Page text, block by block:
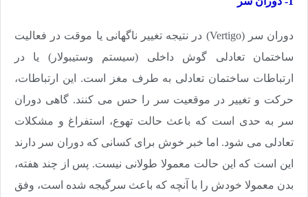
دوران سر (Vertigo) در نتیجه تغییر ناگهانی یا موقت در فعالیت
ساختمان تعادلی گوش داخلی (سیستم وستیبولار) یا در
ارتباطات ساختمان تعادلی به طرف مغز است. این ارتباطات،
حرکت و تغییر در موقعیت سر را حس می کنند. گاهی دوران
سر به حدی است که باعث حالت تهوع، استفراغ و مشکلات
تعادلی می شود. اما خبر خوش برای کسانی که دوران سر دارند
این است که این حالت معمولا طولانی نیست. پس از چند هفته،
بدن معمولا خودش را با آنچه که باعث سرگیجه شده است، وفق